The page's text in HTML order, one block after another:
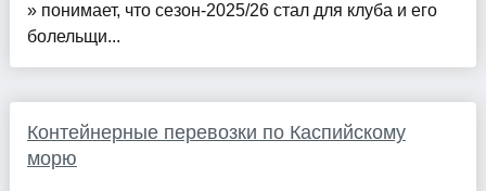
» понимает, что сезон-2025/26 стал для клуба и его
болельщи...
Контейнерные перевозки по Каспийскому
морю